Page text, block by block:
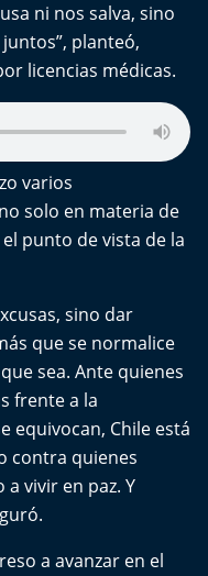
ni nos salva, sino
planteó,
licencias médicas.
varios
solo en materia de
punto de vista de la
sino dar
que se normalice
sea. Ante quienes
frente a la
equivocan, Chile está
contra quienes
vivir en paz. Y
a avanzar en el